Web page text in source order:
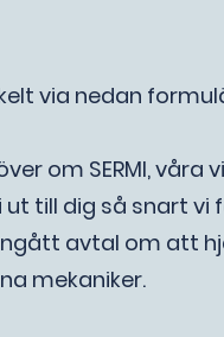
via nedan
om SERMI,
ut till dig så snart
avtal om att
mekaniker.